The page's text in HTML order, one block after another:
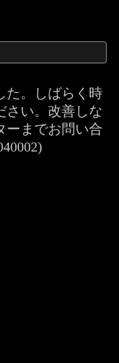
た。しばらく時
さい。改善しな
ーまでお問い合